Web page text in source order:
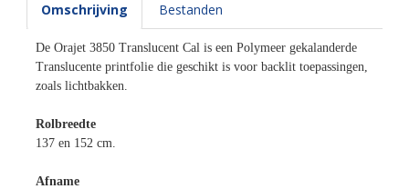
Omschrijving Bestanden
De Orajet 3850 Translucent Cal is een Polymeer gekalanderde
Translucente printfolie die geschikt is voor backlit toepassingen,
zoals lichtbakken.
Rolbreedte
137 en 152 cm.
Afname